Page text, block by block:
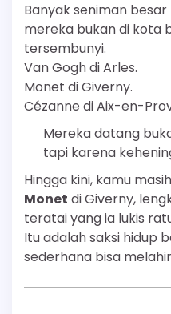
Banyak seniman
mereka bukan di kota
tersembunyi.
Van Gogh di Arles.
Monet di Giverny.
Cézanne di Aix-en-
Mereka datang
tapi karena
Hingga kini, kamu
Monet di Giverny,
teratai yang ia lukis
Itu adalah saksi hidup
sederhana bisa